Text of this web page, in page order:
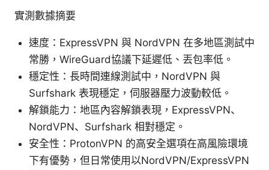
實測數據摘要
速度：ExpressVPN 與 NordVPN 在多地區測試中
常勝，WireGuard協議下延遲低、丟包率低。
穩定性：長時間連線測試中，NordVPN 與
Surfshark 表現穩定，伺服器壓力波動較低。
解鎖能力：地區內容解鎖表現，ExpressVPN、
NordVPN、Surfshark 相對穩定。
安全性：ProtonVPN 的高安全選項在高風險環境
下有優勢，但日常使用以NordVPN/ExpressVPN